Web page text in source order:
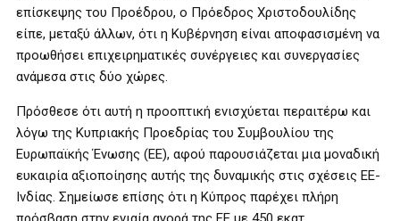
επίσκεψης του Προέδρου, ο Πρόεδρος Χριστοδουλίδης
είπε, μεταξύ άλλων, ότι η Κυβέρνηση είναι αποφασισμένη να
προωθήσει επιχειρηματικές συνέργειες και συνεργασίες
ανάμεσα στις δύο χώρες.
Πρόσθεσε ότι αυτή η προοπτική ενισχύεται περαιτέρω και
λόγω της Κυπριακής Προεδρίας του Συμβουλίου της
Ευρωπαϊκής Ένωσης (ΕΕ), αφού παρουσιάζεται μια μοναδική
ευκαιρία αξιοποίησης αυτής της δυναμικής στις σχέσεις ΕΕ-
Ινδίας. Σημείωσε επίσης ότι η Κύπρος παρέχει πλήρη